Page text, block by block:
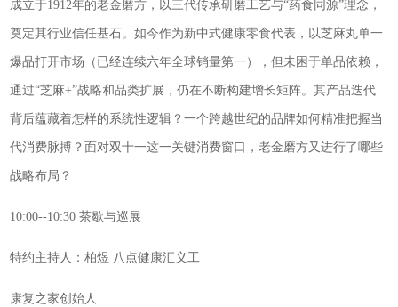
成立于1912年的老金磨方，以三代传承研磨工艺与“药食同源”理念，
奠定其行业信任基石。如今作为新中式健康零食代表，以芝麻丸单一
爆品打开市场（已经连续六年全球销量第一），但未困于单品依赖，
通过“芝麻+”战略和品类扩展，仍在不断构建增长矩阵。其产品迭代
背后蕴藏着怎样的系统性逻辑？一个跨越世纪的品牌如何精准把握当
代消费脉搏？面对双十一这一关键消费窗口，老金磨方又进行了哪些
战略布局？
10:00--10:30 茶歇与巡展
特约主持人：柏煜 八点健康汇义工
康复之家创始人